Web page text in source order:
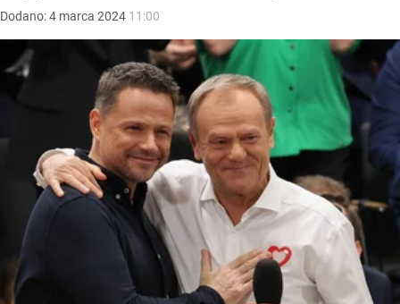
Dodano:4 marca 2024 11:00